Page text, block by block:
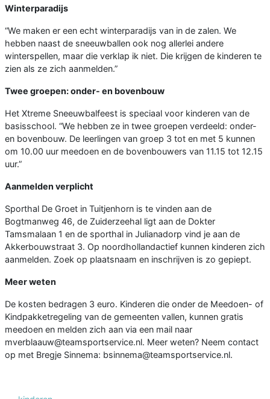
Winterparadijs
“We maken er een echt winterparadijs van in de zalen. We
hebben naast de sneeuwballen ook nog allerlei andere
winterspellen, maar die verklap ik niet. Die krijgen de kinderen te
zien als ze zich aanmelden.”
Twee groepen: onder- en bovenbouw
Het Xtreme Sneeuwbalfeest is speciaal voor kinderen van de
basisschool. “We hebben ze in twee groepen verdeeld: onder-
en bovenbouw. De leerlingen van groep 3 tot en met 5 kunnen
om 10.00 uur meedoen en de bovenbouwers van 11.15 tot 12.15
uur.”
Aanmelden verplicht
Sporthal De Groet in Tuitjenhorn is te vinden aan de
Bogtmanweg 46, de Zuiderzeehal ligt aan de Dokter
Tamsmalaan 1 en de sporthal in Julianadorp vind je aan de
Akkerbouwstraat 3. Op noordhollandactief kunnen kinderen zich
aanmelden. Zoek op plaatsnaam en inschrijven is zo gepiept.
Meer weten
De kosten bedragen 3 euro. Kinderen die onder de Meedoen- of
Kindpakketregeling van de gemeenten vallen, kunnen gratis
meedoen en melden zich aan via een mail naar
mverblaauw@teamsportservice.nl. Meer weten? Neem contact
op met Bregje Sinnema: bsinnema@teamsportservice.nl.